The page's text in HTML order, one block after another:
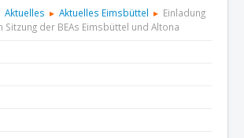
Über uns Aktuelles Termine
Aktuelles Aktuelles Eimsbüttel
Einladung
Sitzung der BEAs Eimsbüttel und Altona